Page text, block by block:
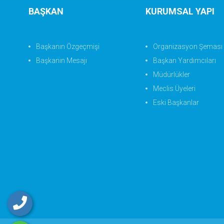
BAŞKAN
Başkanın Özgeçmişi
Başkanın Mesajı
KURUMSAL YAPI
Organizasyon Şeması
Başkan Yardımcıları
Müdürlükler
Meclis Üyeleri
Eski Başkanlar